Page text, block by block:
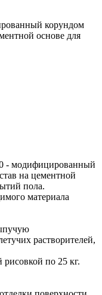
корундом
основе для
- модифицированный
на цементной
пола.
материала
растворителей,
рисовкой по 25 кг.